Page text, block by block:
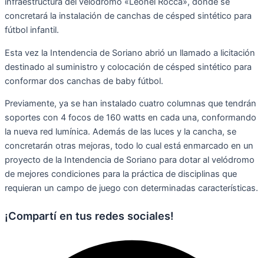
concretará la instalación de canchas de césped sintético para
fútbol infantil.
Esta vez la Intendencia de Soriano abrió un llamado a licitación
destinado al suministro y colocación de césped sintético para
conformar dos canchas de baby fútbol.
Previamente, ya se han instalado cuatro columnas que tendrán
soportes con 4 focos de 160 watts en cada una, conformando
la nueva red lumínica. Además de las luces y la cancha, se
concretarán otras mejoras, todo lo cual está enmarcado en un
proyecto de la Intendencia de Soriano para dotar al velódromo
de mejores condiciones para la práctica de disciplinas que
requieran un campo de juego con determinadas características.
¡Compartí en tus redes sociales!